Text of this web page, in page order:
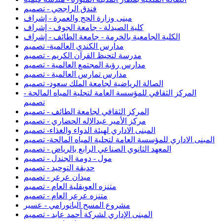
فندق الراجحي - تصميم
مبنى وزارة الحج والعمرة - إشراف
كلية الصيدلة - جامعة الجوف - إشراف
الكلية الجامعية بالخرمة - جامعة الطائف - إشراف
مدارس الكندي العالمية- تصميم
مدرسة لتحيظ القرآن الكريم - تصميم
مدارس رؤية المجتمع العالمية - تصميم
مدارس تمارس العالمية - تصميم
الصالة الرياضية لجامعة الملك سعود- تصميم
المركز الثقافي للمؤسسة العامة لتحلية المياه المالحة -
تصميم
المركز الثقافي لجامعة الطائف - تصميم
مركز الأمير عبدالإله الحضاري - تصميم
المبنى الاداري لهيئة الدواء والغذاء- تصميم
المبنى الاداري للمؤسسة العامة لتحلية المياه المالحة- تصميم
المعهد الثانوي الصناعي الرابع بالرياض - تصميم
مول - دومة الجندل - تصميم
حديقة التوحيد - تصميم
ميدان عرعر - تصميم
متنزه العويقلية العام - تصميم
متنزه عرعر العام - تصميم
مشروع المسح البانورامي - عسير
المبنى الإداري لشركة أحمد عابد - تصميم